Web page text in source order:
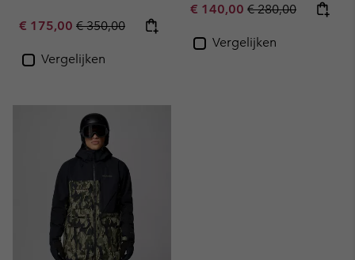
Sale price:
€ 175,00 Regular price:
€ 350,00
Vergelijken
Sale price:
€ 140,00 Regular price:
€ 280,00
Vergelijken